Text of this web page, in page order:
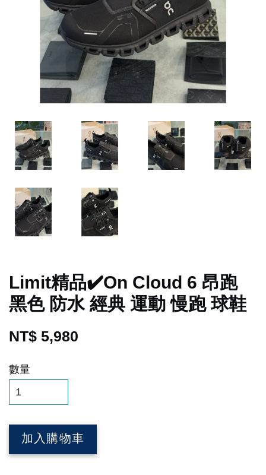
Limit精品✔️On Cloud 6 昂跑
黑色 防水 經典 運動 慢跑 球鞋
NT$ 5,980
數量
加入購物車